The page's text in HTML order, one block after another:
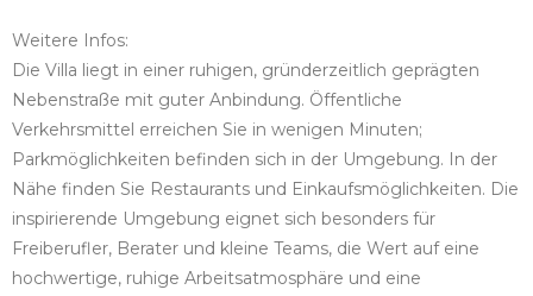
Weitere Infos:
Die Villa liegt in einer ruhigen, gründerzeitlich geprägten
Nebenstraße mit guter Anbindung. Öffentliche
Verkehrsmittel erreichen Sie in wenigen Minuten;
Parkmöglichkeiten befinden sich in der Umgebung. In der
Nähe finden Sie Restaurants und Einkaufsmöglichkeiten. Die
inspirierende Umgebung eignet sich besonders für
Freiberufler, Berater und kleine Teams, die Wert auf eine
hochwertige, ruhige Arbeitsatmosphäre und eine